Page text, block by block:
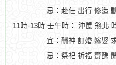
忌：赴任 出行 修造
11時-13時 壬午時： 沖鼠 煞北
宜：酬神 訂婚 嫁娶
忌：祭祀 祈福 齋醮